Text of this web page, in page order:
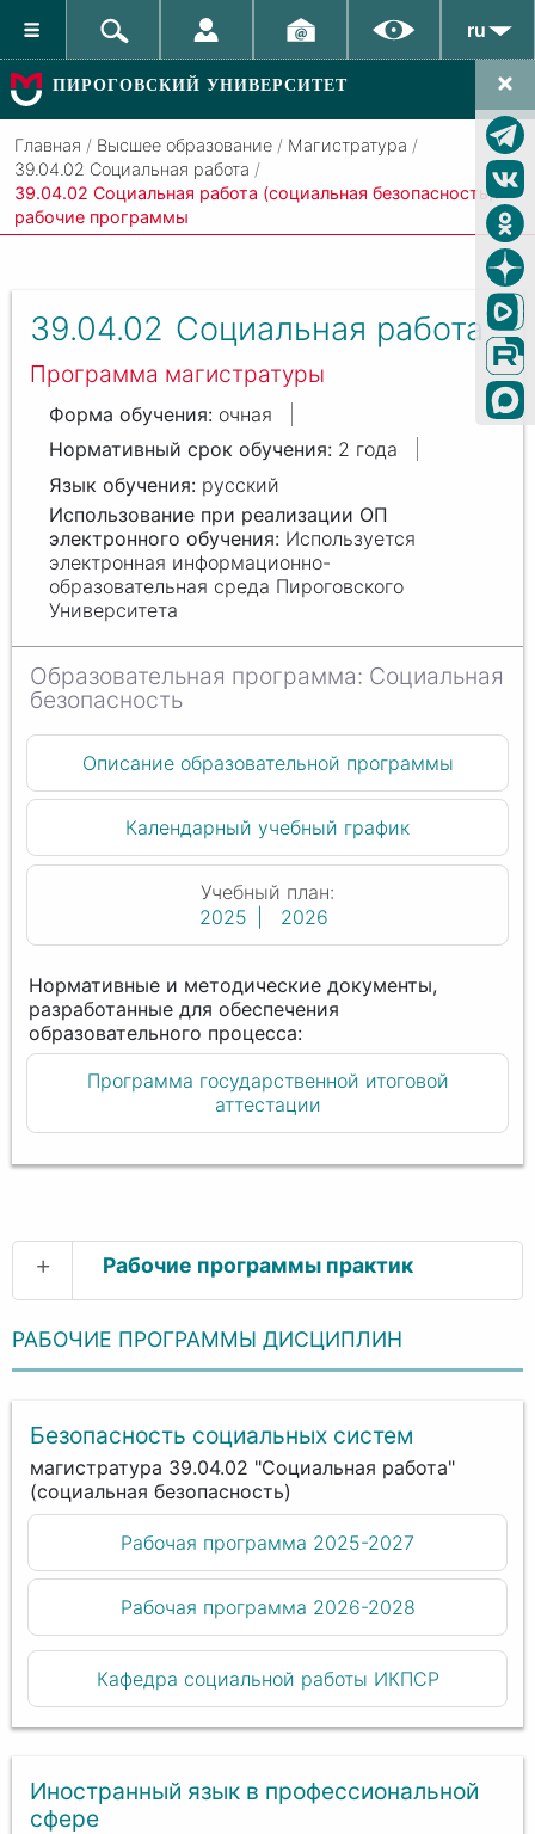
ru
ПИРОГОВСКИЙ УНИВЕРСИТЕТ
Главная / Высшее образование / Магистратура /
39.04.02 Социальная работа /
39.04.02 Социальная работа (социальная безопасность):
рабочие программы
39.04.02 Социальная работа
Программа магистратуры
очная
2 года
русский
Используется
электронная информационно-
образовательная среда Пироговского
Университета
Социальная
безопасность
Описание образовательной программы
Календарный учебный график
Учебный план:
2025
2026
Программа государственной итоговой
аттестации
+ Рабочие программы практик
РАБОЧИЕ ПРОГРАММЫ ДИСЦИПЛИН
Безопасность социальных систем
магистратура 39.04.02 "Социальная работа"
(социальная безопасность)
Рабочая программа 2025-2027
Рабочая программа 2026-2028
Кафедра социальной работы ИКПСР
Иностранный язык в профессиональной
сфере